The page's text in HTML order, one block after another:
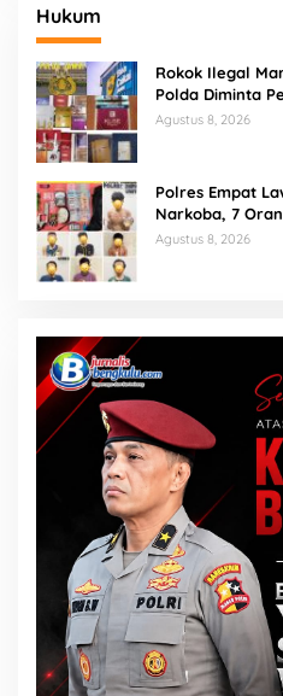
Hukum
Rokok Ilegal
Polda Diminta
Agustus 8, 2026
Polres Empat
Narkoba, 7
Diamankan
Agustus 8, 2026